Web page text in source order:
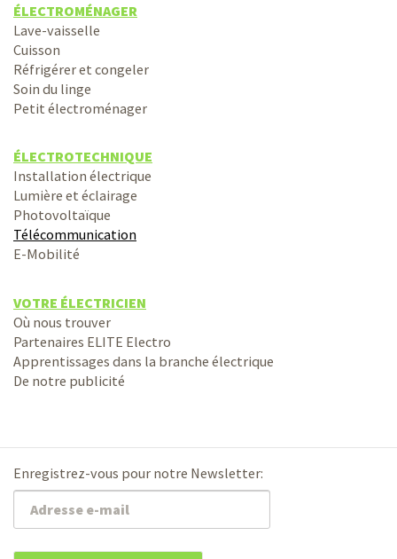
ÉLECTROMÉNAGER
Lave-vaisselle
Cuisson
Réfrigérer et congeler
Soin du linge
Petit électroménager
ÉLECTROTECHNIQUE
Installation électrique
Lumière et éclairage
Photovoltaïque
Télécommunication
E-Mobilité
VOTRE ÉLECTRICIEN
Où nous trouver
Partenaires ELITE Electro
Apprentissages dans la branche électrique
De notre publicité
Enregistrez-vous pour notre Newsletter: